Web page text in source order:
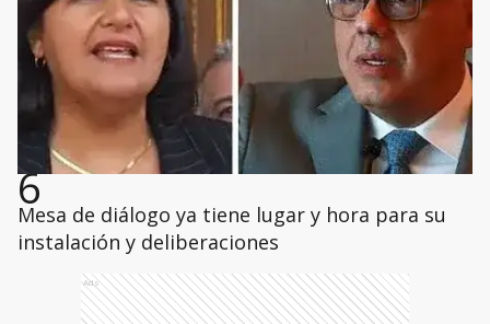
6
Mesa de diálogo ya tiene lugar y hora para su
instalación y deliberaciones
Ads